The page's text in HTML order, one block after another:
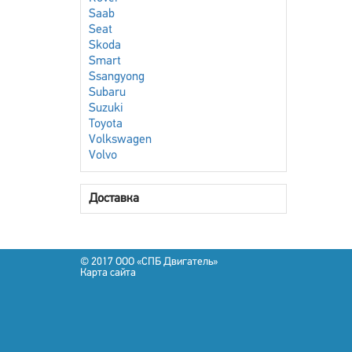
Saab
Seat
Skoda
Smart
Ssangyong
Subaru
Suzuki
Toyota
Volkswagen
Volvo
Доставка
© 2017 OOO «СПБ Двигатель»
Карта сайта